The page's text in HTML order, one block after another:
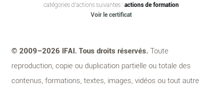
catégories d’actions suivantes :actions de formation
Voir le certificat
© 2009–2026 IFAI. Tous droits réservés. Toute
reproduction, copie ou duplication partielle ou totale des
contenus, formations, textes, images, vidéos ou tout autre